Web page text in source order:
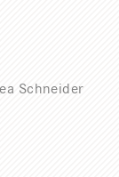
Schneider